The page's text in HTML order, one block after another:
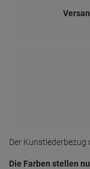
Der
Die Farben stellen